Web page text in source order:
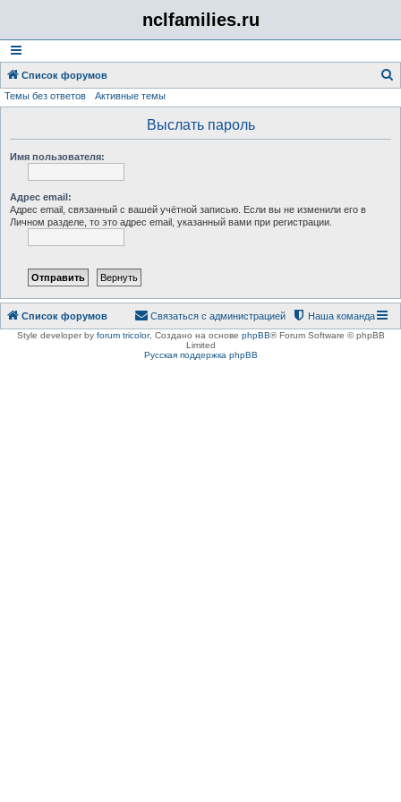
nclfamilies.ru
Список форумов
Темы без ответов Активные темы
Выслать пароль
Имя пользователя:
Адрес email:
Адрес email, связанный с вашей учётной записью. Если вы не изменили его в
Личном разделе, то это адрес email, указанный вами при регистрации.
Список форумов Наша команда
Связаться с администрацией
Style developer by forum tricolor, Создано на основе phpBB® Forum Software © phpBB
Limited
Русская поддержка phpBB